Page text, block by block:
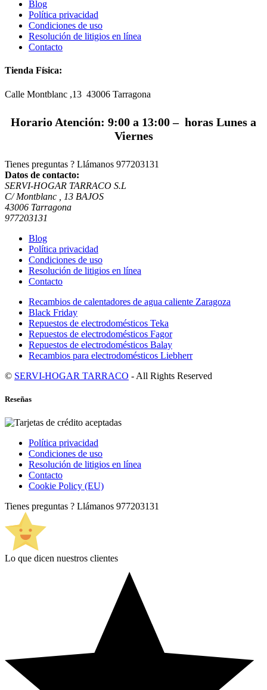
Blog
Política privacidad
Condiciones de uso
Resolución de litigios en línea
Contacto
Tienda Física:
Calle Montblanc ,13 43006 Tarragona
Horario Atención: 9:00 a 13:00 – horas Lunes a
Viernes
Tienes preguntas ? Llámanos 977203131
Datos de contacto:
SERVI-HOGAR TARRACO S.L
C/ Montblanc , 13 BAJOS
43006 Tarragona
977203131
Blog
Política privacidad
Condiciones de uso
Resolución de litigios en línea
Contacto
Recambios de calentadores de agua caliente Zaragoza
Black Friday
Repuestos de electrodomésticos Teka
Repuestos de electrodomésticos Fagor
Repuestos de electrodomésticos Balay
Recambios para electrodomésticos Liebherr
© SERVI-HOGAR TARRACO - All Rights Reserved
Reseñas
Política privacidad
Condiciones de uso
Resolución de litigios en línea
Contacto
Cookie Policy (EU)
Tienes preguntas ? Llámanos 977203131
Lo que dicen nuestros clientes